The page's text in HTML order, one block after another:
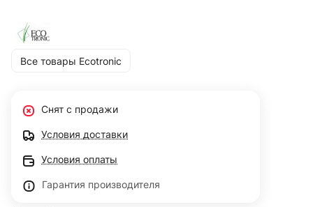
Все товары Ecotronic
Снят с продажи
Условия доставки
Условия оплаты
Гарантия производителя